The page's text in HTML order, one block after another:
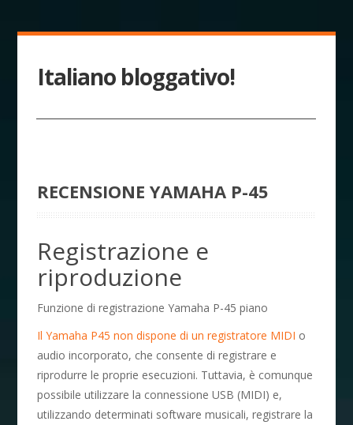
Italiano bloggativo!
RECENSIONE YAMAHA P-45
Registrazione e
riproduzione
Funzione di registrazione Yamaha P-45 piano
Il Yamaha P45 non dispone di un registratore MIDI o
audio incorporato, che consente di registrare e
riprodurre le proprie esecuzioni. Tuttavia, è comunque
possibile utilizzare la connessione USB (MIDI) e,
utilizzando determinati software musicali, registrare la